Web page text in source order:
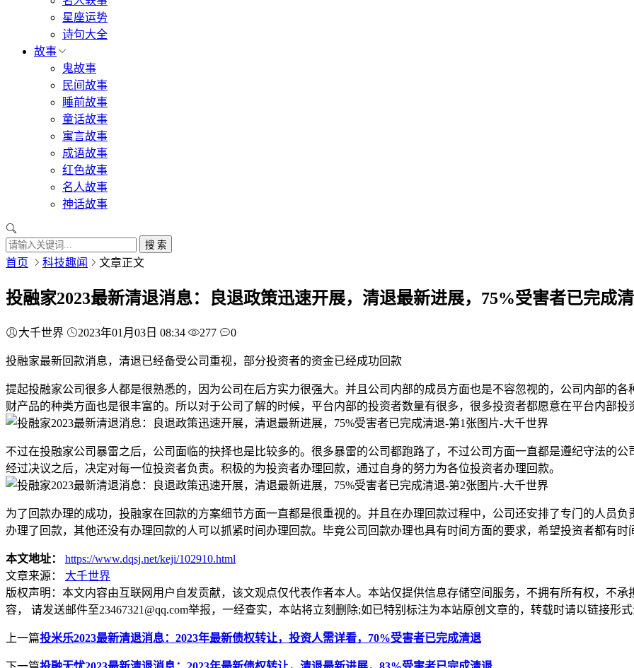
星座运势
诗句大全
故事
鬼故事
民间故事
睡前故事
童话故事
寓言故事
成语故事
红色故事
名人故事
神话故事
搜 索
首页 科技趣闻 文章正文
投融家2023最新清退消息：良退政策迅速开展，清退最新进展，75%受害者已完成
大千世界 2023年01月03日 08:34 277 0
投融家最新回款消息，清退已经备受公司重视，部分投资者的资金已经成功回款
提起投融家公司很多人都是很熟悉的，因为公司在后方实力很强大。并且公司内部的成员方面也是不容忽视的，公司内部的
财产品的种类方面也是很丰富的。所以对于公司了解的时候，平台内部的投资者数量有很多，很多投资者都愿意在平台内部投
不过在投融家公司暴雷之后，公司面临的抉择也是比较多的。很多暴雷的公司都跑路了，不过公司方面一直都是遵纪守法的
经过决议之后，决定对每一位投资者负责。积极的为投资者办理回款，通过自身的努力为各位投资者办理回款。
为了回款办理的成功，投融家在回款的方案细节方面一直都是很重视的。并且在办理回款过程中，公司还安排了专门的人员
办理了回款，其他还没有办理回款的人可以抓紧时间办理回款。毕竟公司回款办理也具有时间方面的要求，希望投资者都有时
本文地址：
https://www.dqsj.net/keji/102910.html
文章来源：
大千世界
版权声明： 本文内容由互联网用户自发贡献，该文观点仅代表作者本人。本站仅提供信息存储空间服务，不拥有所有权，不
容， 请发送邮件至23467321@qq.com举报，一经查实，本站将立刻删除;如已特别标注为本站原创文章的，转载时请以链接形
上一篇投米乐2023最新清退消息：2023年最新债权转让，投资人需详看，70%受害者已完成清退